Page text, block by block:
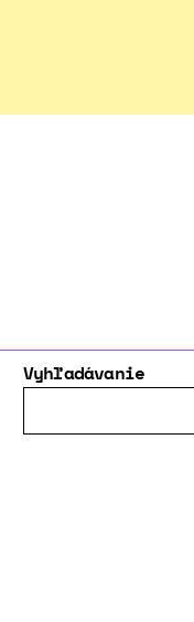
Vyhľadávanie